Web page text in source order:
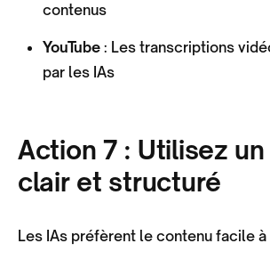
contenus
YouTube : Les transcriptions
par les IAs
Action 7 : Utilisez
clair et structuré
Les IAs préfèrent le contenu facile à